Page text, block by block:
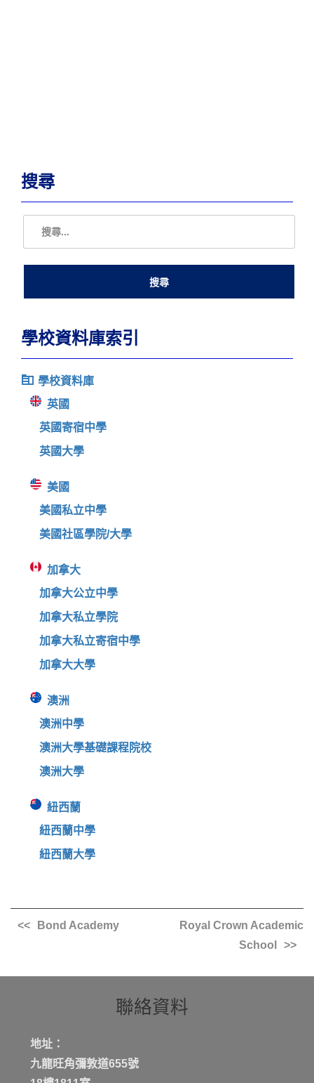
搜尋
學校資料庫索引
學校資料庫
英國
英國寄宿中學
英國大學
美國
美國私立中學
美國社區學院/大學
加拿大
加拿大公立中學
加拿大私立學院
加拿大私立寄宿中學
加拿大大學
澳洲
澳洲中學
澳洲大學基礎課程院校
澳洲大學
紐西蘭
紐西蘭中學
紐西蘭大學
Bond Academy
Royal Crown Academic
School
聯絡資料
地址：
九龍旺角彌敦道655號